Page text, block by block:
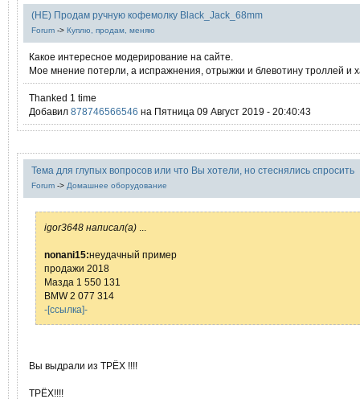
(НЕ) Продам ручную кофемолку Black_Jack_68mm
Forum -> Куплю, продам, меняю
Какое интересное модерирование на сайте.
Мое мнение потерли, а испражнения, отрыжки и блевотину троллей и
Thanked 1 time
Добавил 878746566546 на Пятница 09 Август 2019 - 20:40:43
Тема для глупых вопросов или что Вы хотели, но стеснялись спросить
Forum -> Домашнее оборудование
igor3648 написал(а)
nonani15:неудачный пример
продажи 2018
Мазда 1 550 131
BMW 2 077 314
-[ссылка]-
Вы выдрали из ТРЁХ !!!!
ТРЁХ!!!!